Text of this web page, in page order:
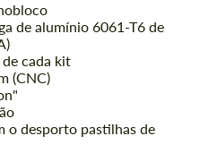
de alumínio 6061-T6 de
cada kit
(CNC)
o desporto pastilhas de